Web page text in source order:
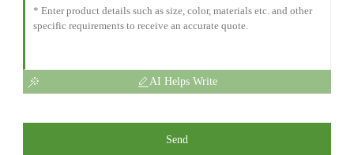
AI Helps Write
Send